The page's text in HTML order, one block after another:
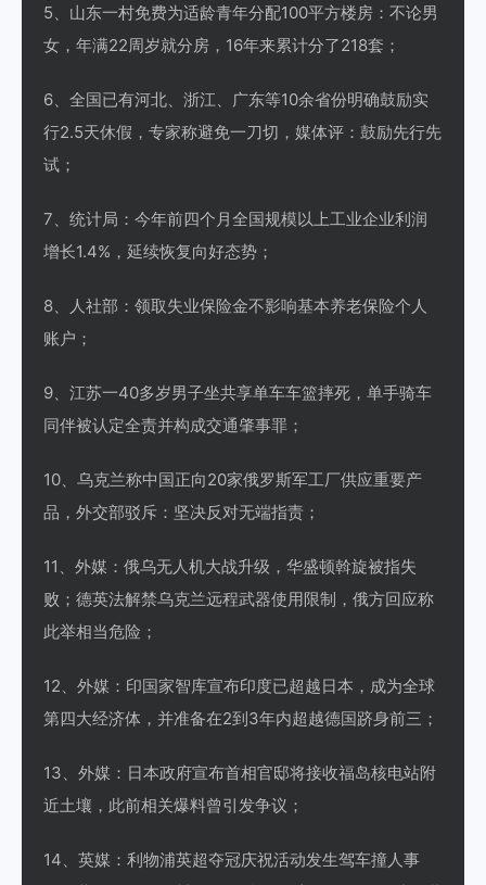
5、山东一村免费为适龄青年分配100平方楼房：不论男
女，年满22周岁就分房，16年来累计分了218套；
6、全国已有河北、浙江、广东等10余省份明确鼓励实
行2.5天休假，专家称避免一刀切，媒体评：鼓励先行先
试；
7、统计局：今年前四个月全国规模以上工业企业利润
增长1.4%，延续恢复向好态势；
8、人社部：领取失业保险金不影响基本养老保险个人
账户；
9、江苏一40多岁男子坐共享单车车篮摔死，单手骑车
同伴被认定全责并构成交通肇事罪；
10、乌克兰称中国正向20家俄罗斯军工厂供应重要产
品，外交部驳斥：坚决反对无端指责；
11、外媒：俄乌无人机大战升级，华盛顿斡旋被指失
败；德英法解禁乌克兰远程武器使用限制，俄方回应称
此举相当危险；
12、外媒：印国家智库宣布印度已超越日本，成为全球
第四大经济体，并准备在2到3年内超越德国跻身前三；
13、外媒：日本政府宣布首相官邸将接收福岛核电站附
近土壤，此前相关爆料曾引发争议；
14、英媒：利物浦英超夺冠庆祝活动发生驾车撞人事